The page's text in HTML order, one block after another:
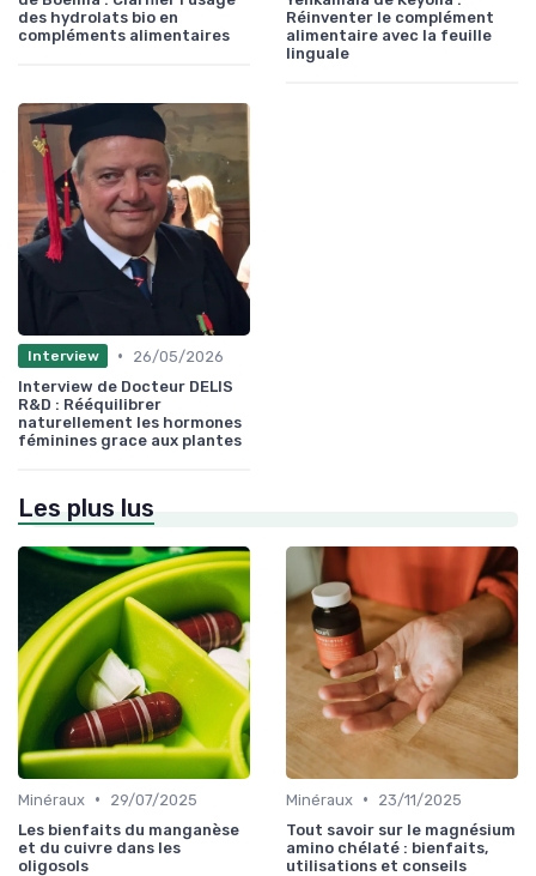
des hydrolats bio en
compléments alimentaires
Réinventer le complément
alimentaire avec la feuille
linguale
Interview •
26/05/2026
Interview de Docteur DELIS
R&D : Rééquilibrer
naturellement les hormones
féminines grace aux plantes
Les plus lus
Minéraux •
29/07/2025
Les bienfaits du manganèse
et du cuivre dans les
oligosols
Minéraux •
23/11/2025
Tout savoir sur le magnésium
amino chélaté : bienfaits,
utilisations et conseils